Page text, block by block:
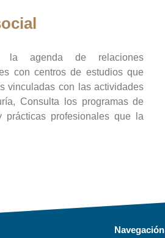
la agenda de relaciones
con centros de estudios que
vinculadas con las actividades
Consulta los programas de
prácticas profesionales que la
Navegación